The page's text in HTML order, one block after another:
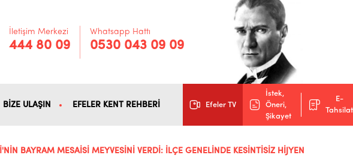
İletişim Merkezi
444 80 09
Whatsapp Hattı
0530 043 09 09
BİZE ULAŞIN EFELER KENT REHBERİ Efeler TV
İstek,
Öneri,
Şikayet
E-
Tahsilat
BAYRAM MESAİSİ MEYVESİNİ VERDİ: İLÇE GENELİNDE KESİNTİSİZ HİJYEN